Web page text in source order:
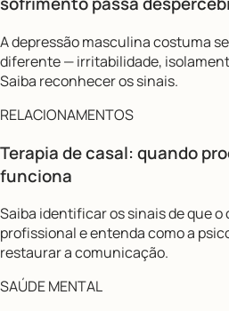
A depressão masculina costuma
diferente — irritabilidade,
Saiba reconhecer os sinais.
RELACIONAMENTOS
Terapia de casal: quando
funciona
Saiba identificar os sinais de que o
profissional e entenda como a
restaurar a comunicação.
SAÚDE MENTAL